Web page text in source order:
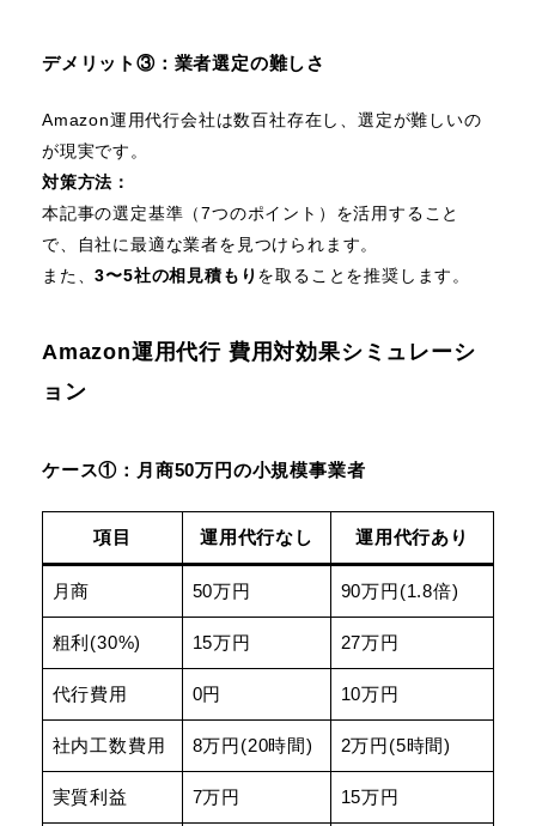
デメリット③：業者選定の難しさ
Amazon運用代行会社は数百社存在し、選定が難しいの
が現実です。
対策方法：
本記事の選定基準（7つのポイント）を活用すること
で、自社に最適な業者を見つけられます。
また、3〜5社の相見積もり を取ることを推奨します。
Amazon運用代行 費用対効果シミュレーシ
ョン
ケース①：月商50万円の小規模事業者
項目 運用代行なし 運用代行あり
月商 50万円 90万円(1.8倍)
粗利(30%) 15万円 27万円
代行費用 0円 10万円
社内工数費用 8万円(20時間) 2万円(5時間)
実質利益 7万円 15万円